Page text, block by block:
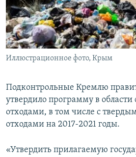
ПОБЕДИТЕЛЕЙ НЕ СУДЯТ?
КРЫМ.НЕПОКОРЕННЫЙ
ELIFBE
УКРАИНСКАЯ ПРОБЛЕМА КРЫМА
ПРИСОЕДИНЯЙТЕСЬ!
Иллюстрационное фото, Крым
Подконтрольные Кремлю
утвердило программу в
отходами, в том числе с
отходами на 2017-2021 годы.
«Утвердить прилагаемую